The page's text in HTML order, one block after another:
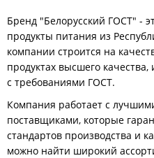
Бренд "Белорусский ГОСТ" -
продукты питания из
компании строится на
продуктах высшего качества,
с требованиями ГОСТ.
Компания работает с
поставщиками, которые
стандартов производства и
можно найти широкий